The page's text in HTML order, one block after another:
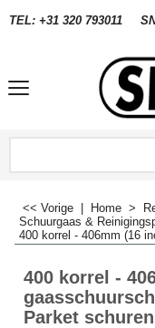
TEL: +31 320 793011
<< Vorige Home >
Schuurgaas &
400 korrel - 406mm (16
400 korrel -
Parket schuren